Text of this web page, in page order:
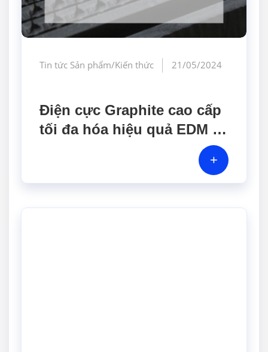
Tin tức Sản phẩm/Kiến thức 21/05/2024
Điện cực Graphite cao cấp
tối đa hóa hiệu quả EDM và
+